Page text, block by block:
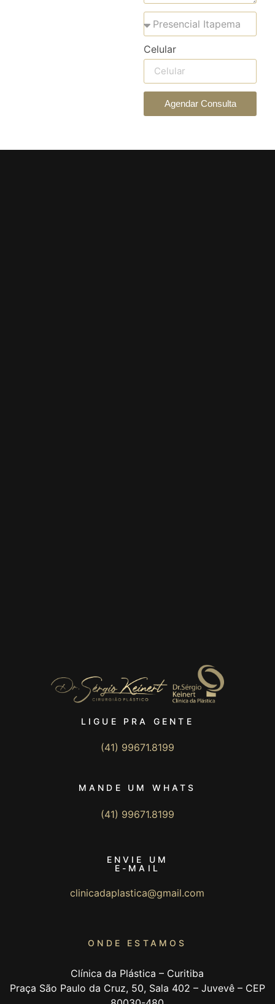
Celular
Agendar Consulta
LIGUE PRA GENTE
(41) 99671.8199
MANDE UM WHATS
(41) 99671.8199
ENVIE UM
E-MAIL
clinicadaplastica@gmail.com
ONDE ESTAMOS
Clínica da Plástica – Curitiba
Praça São Paulo da Cruz, 50, Sala 402 – Juvevê – CEP